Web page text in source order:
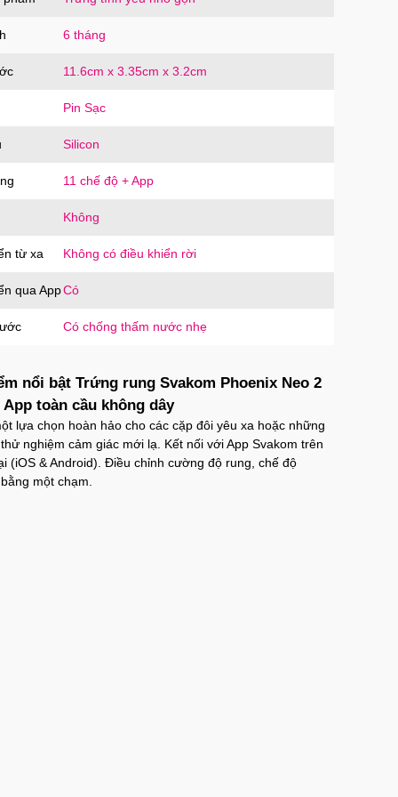
đa năng
silicon có đế gắn tường 3 màu gân nổi
550.000₫
vật giả có đế trong suốt silicon mềm
trị giá 590.000₫
vật giả có đế trong suốt size nhỏ nhập
vật giả silicon 2 đầu trong suốt giá rẻ
trị giá500.000₫
6 tháng
11.6cm x 3.35cm x 3.2cm
Pin Sạc
Silicon
11 chế độ + App
Không
từ xa Không có điều khiển rời
qua AppCó
Có chống thấm nước nhẹ
nổi bật Trứng rung Svakom Phoenix Neo 2
App toàn cầu không dây
lựa chọn hoàn hảo cho các cặp đôi yêu xa hoặc những
nghiệm cảm giác mới lạ. Kết nối với App Svakom trên
(iOS & Android). Điều chỉnh cường độ rung, chế độ
một chạm.